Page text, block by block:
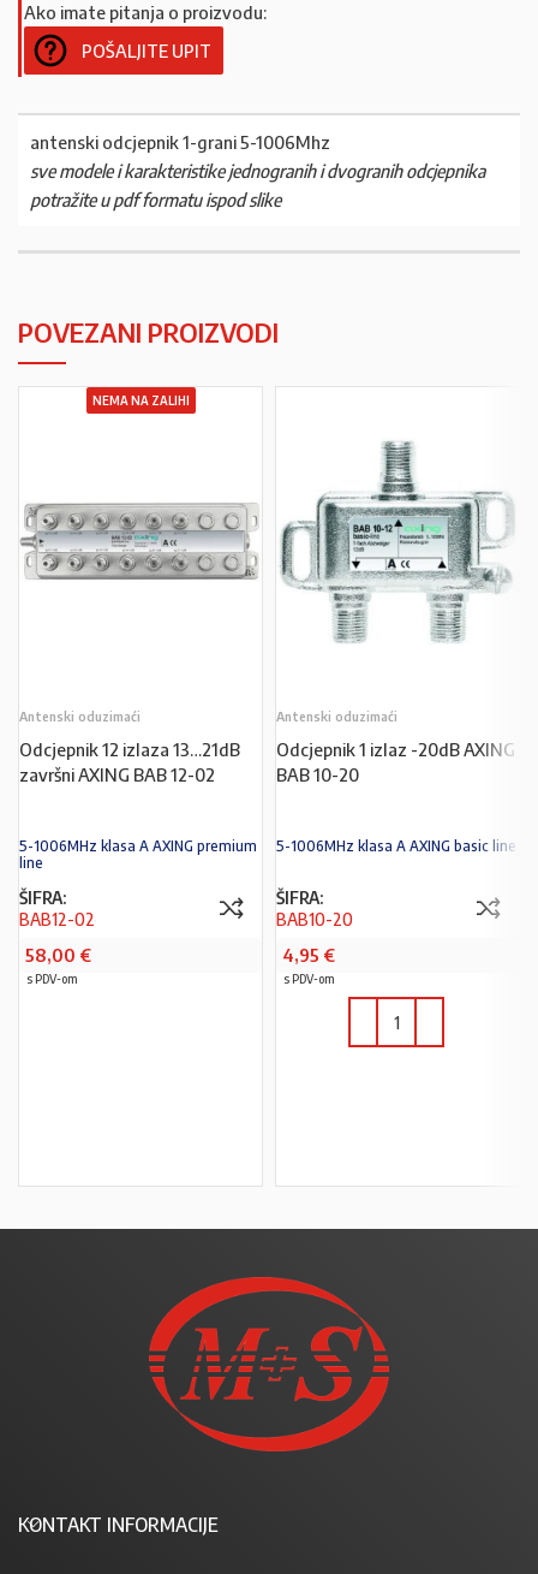
Ako imate pitanja o proizvodu:
POŠALJITE UPIT
antenski odcjepnik 1-grani 5-1006Mhz
sve modele i karakteristike jednogranih i dvogranih odcjepnika
potražite u pdf formatu ispod slike
POVEZANI PROIZVODI
NEMA NA ZALIHI
Antenski oduzimaći
Odcjepnik 12 izlaza 13…21dB
završni AXING BAB 12-02
5-1006MHz klasa A AXING premium
line
ŠIFRA:
BAB12-02
58,00 €
s PDV-om
Antenski oduzimaći
Odcjepnik 1 izlaz -20dB AXING
BAB 10-20
5-1006MHz klasa A AXING basic line
ŠIFRA:
BAB10-20
4,95 €
s PDV-om
KONTAKT INFORMACIJE